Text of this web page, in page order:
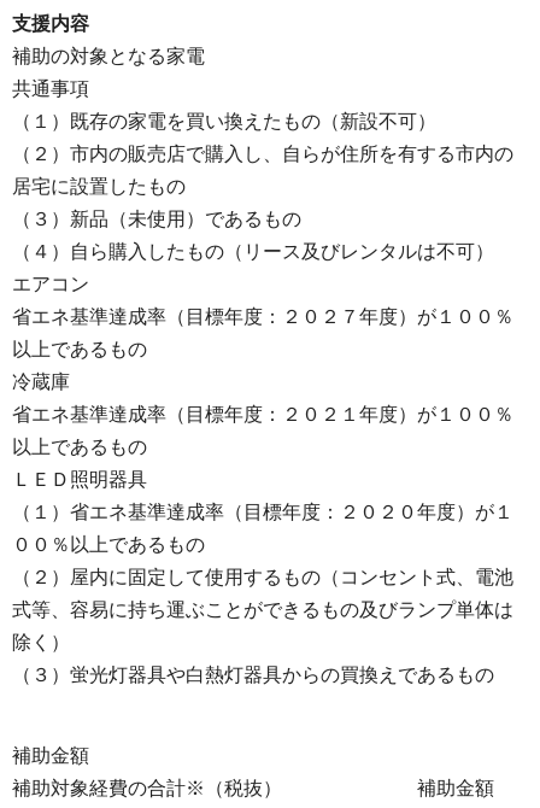
支援内容
補助の対象となる家電
共通事項
（１）既存の家電を買い換えたもの（新設不可）
（２）市内の販売店で購入し、自らが住所を有する市内の
居宅に設置したもの
（３）新品（未使用）であるもの
（４）自ら購入したもの（リース及びレンタルは不可）
エアコン
省エネ基準達成率（目標年度：２０２７年度）が１００％
以上であるもの
冷蔵庫
省エネ基準達成率（目標年度：２０２１年度）が１００％
以上であるもの
ＬＥＤ照明器具
（１）省エネ基準達成率（目標年度：２０２０年度）が１
００％以上であるもの
（２）屋内に固定して使用するもの（コンセント式、電池
式等、容易に持ち運ぶことができるもの及びランプ単体は
除く）
（３）蛍光灯器具や白熱灯器具からの買換えであるもの
補助金額
補助対象経費の合計※（税抜） 補助金額